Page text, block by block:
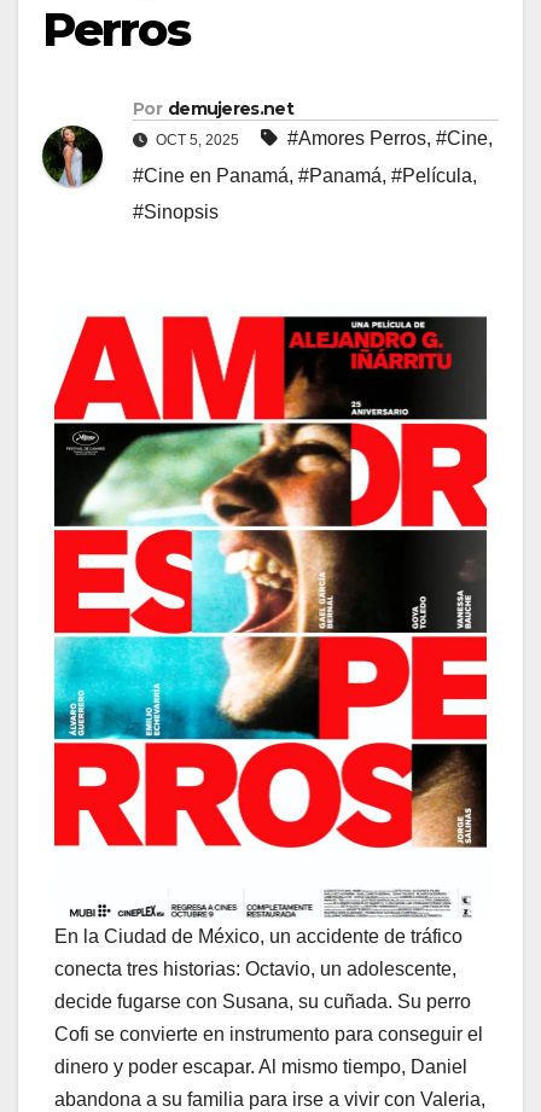
Perros
Por demujeres.net
OCT 5, 2025 #Amores Perros, #Cine,
#Cine en Panamá, #Panamá, #Película,
#Sinopsis
En la Ciudad de México, un accidente de tráfico
conecta tres historias: Octavio, un adolescente,
decide fugarse con Susana, su cuñada. Su perro
Cofi se convierte en instrumento para conseguir el
dinero y poder escapar. Al mismo tiempo, Daniel
abandona a su familia para irse a vivir con Valeria,